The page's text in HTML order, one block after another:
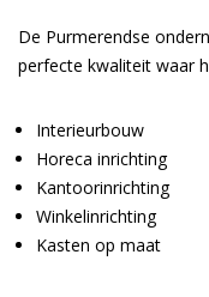
De Purmerendse
perfecte kwaliteit waar
Interieurbouw
Horeca inrichting
Kantoorinrichting
Winkelinrichting
Kasten op maat